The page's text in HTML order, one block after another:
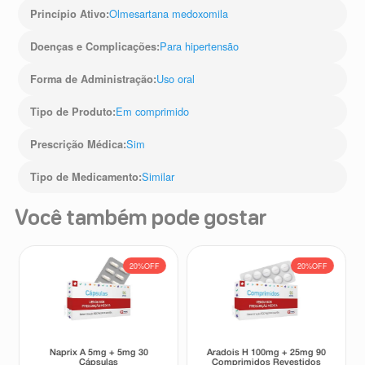
Princípio Ativo:Olmesartana medoxomila
Doenças e Complicações:Para hipertensão
Forma de Administração:Uso oral
Tipo de Produto:Em comprimido
Prescrição Médica:Sim
Tipo de Medicamento:Similar
Você também pode gostar
20%OFF
Naprix A 5mg + 5mg 30
Cápsulas
20%OFF
Aradois H 100mg + 25mg 90
Comprimidos Revestidos